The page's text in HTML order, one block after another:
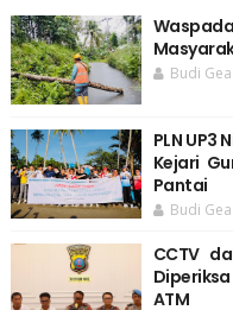
Budi Gea
PLN
Kejari
Pantai
Budi Gea
CCTV
Diperiksa
ATM